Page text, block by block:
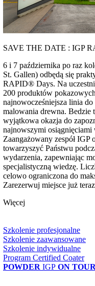
SAVE THE DATE : IGP
6 i 7 października po raz
St. Gallen) odbędą się
RAPID® Days. Na
200 produktów
najnowocześniejsza linia
malowania drewna. Bedzie
wyjątkowa okazja do
najnowszymi osiągnięciami
Zaangażowany zespół IGP
towarzyszyć Państwu
wydarzenia, zapewniając
specjalistyczną wiedzę.
celowo ograniczona do
Zarezerwuj miejsce już
Więcej
Szkolenie profesjonalne
Szkolenie zaawansowane
Szkolenie indywidualne
Program Certified Coater
POWDER IGP ON TOUR